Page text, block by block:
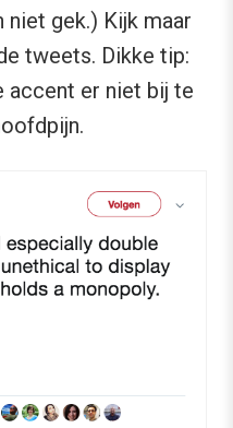
niet gek.) Kijk maar
tweets. Dikke tip:
accent er niet bij te